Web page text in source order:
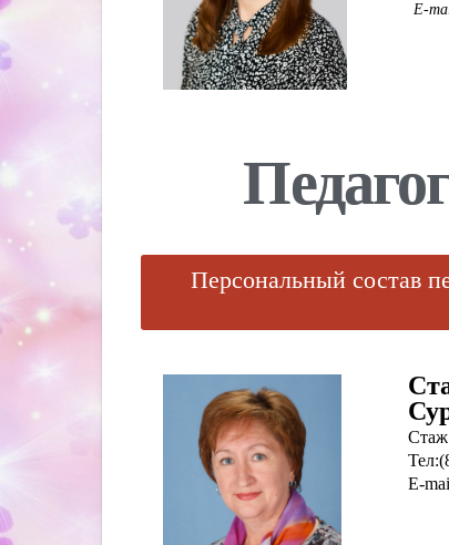
E-
Персональный состав
Стаж
E-